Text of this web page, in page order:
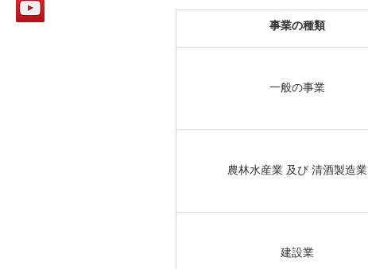
​事業の種類
​一般の事業
​農林水産業 及び 清酒製造業
​建設業